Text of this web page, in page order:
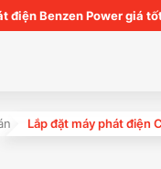
điện Benzen Power giá
Lắp đặt máy phát điện